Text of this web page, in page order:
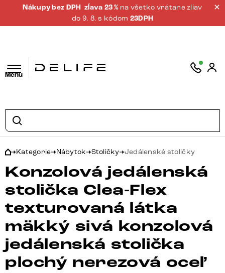
Nákupy bez DPH zĺava 23 % na všetko vrátane zliav
do 9. 8. s kódom 23DPH
Menu
Kategorie Nábytok Stoličky Jedálenské stoličky
Konzolová jedálenská
stolička Clea-Flex
texturovaná látka
mäkký sivá konzolová
jedálenská stolička
plochý nerezová oceľ